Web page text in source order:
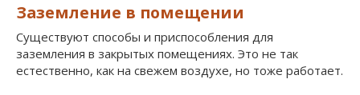
Заземление в помещении
Существуют способы и приспособления для
заземления в закрытых помещениях. Это не так
естественно, как на свежем воздухе, но тоже работает.